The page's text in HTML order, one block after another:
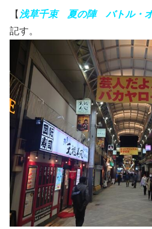
【 浅草千束 夏の陣 バトル・
記す。